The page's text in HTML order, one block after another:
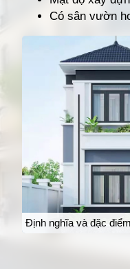
Có sân vườn
Định nghĩa và đặc